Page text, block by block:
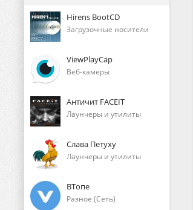
Hirens BootCD
Загрузочные носители
ViewPlayCap
Веб-камеры
Античит FACEIT
Лаунчеры и утилиты
Слава Петуху
Лаунчеры и утилиты
ВТопе
Разное (Сеть)